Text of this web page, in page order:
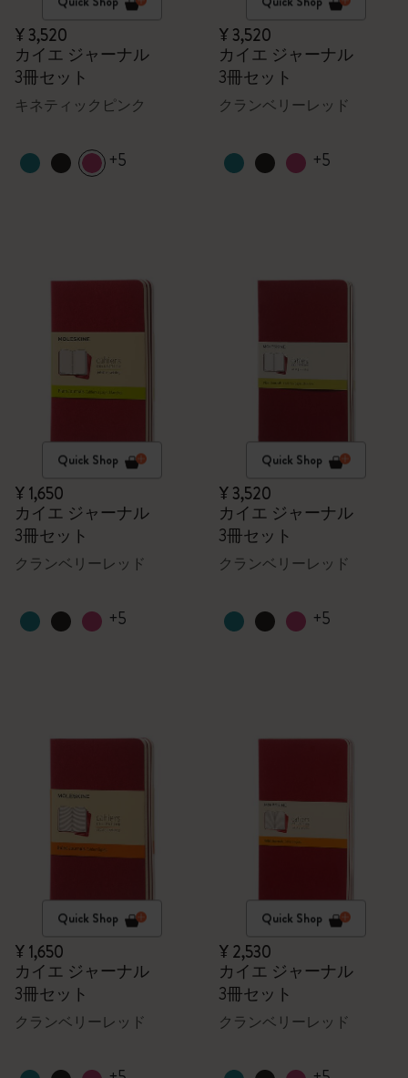
¥ 3,520
カイエ ジャーナル
3冊セット
キネティックピンク
+5
¥ 3,520
カイエ ジャーナル
3冊セット
クランベリーレッド
+5
Quick Shop
¥ 1,650
カイエ ジャーナル
3冊セット
クランベリーレッド
+5
Quick Shop
¥ 3,520
カイエ ジャーナル
3冊セット
クランベリーレッド
+5
Quick Shop
¥ 1,650
カイエ ジャーナル
3冊セット
クランベリーレッド
Quick Shop
¥ 2,530
カイエ ジャーナル
3冊セット
クランベリーレッド